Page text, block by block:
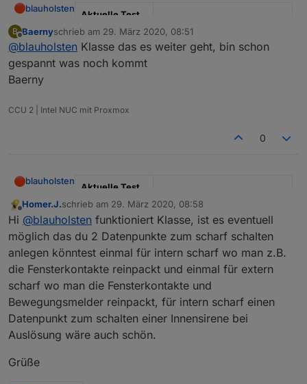
blauholsten
Aktuelle Test
Version
3.6.x
Veröffentlichun
gsdatum
22.12.2022
Hier Adapter Beschreibung, Changelog etc.
B
Offline
Baernyschrieb am 29. März 2020, 08:51
zuletzt editiert von
@blauholsten Klasse das es weiter geht, bin schon
gespannt was noch kommt
Baerny
CCU 2 | Intel NUC mit Proxmox
0
blauholsten
Aktuelle Test
Version
3.6.x
Veröffentlichun
gsdatum
22.12.2022
ioBroker.alarm
Hier Adapter Beschreibung, Changelog etc.
Offline
Homer.J.schrieb am 29. März 2020, 08:58
zuletzt editiert von
Hi @blauholsten funktioniert Klasse, ist es eventuell
möglich das du 2 Datenpunkte zum scharf schalten
anlegen könntest einmal für intern scharf wo man z.B.
die Fensterkontakte reinpackt und einmal für extern
scharf wo man die Fensterkontakte und
Bewegungsmelder reinpackt, für intern scharf einen
Datenpunkt zum schalten einer Innensirene bei
Auslösung wäre auch schön.
Grüße